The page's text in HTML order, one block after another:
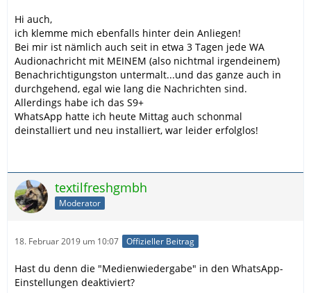
Hi auch,
ich klemme mich ebenfalls hinter dein Anliegen!
Bei mir ist nämlich auch seit in etwa 3 Tagen jede WA
Audionachricht mit MEINEM (also nichtmal irgendeinem)
Benachrichtigungston untermalt...und das ganze auch in
durchgehend, egal wie lang die Nachrichten sind.
Allerdings habe ich das S9+
WhatsApp hatte ich heute Mittag auch schonmal
deinstalliert und neu installiert, war leider erfolglos!
textilfreshgmbh
Moderator
18. Februar 2019 um 10:07 Offizieller Beitrag
Hast du denn die "Medienwiedergabe" in den WhatsApp-
Einstellungen deaktiviert?